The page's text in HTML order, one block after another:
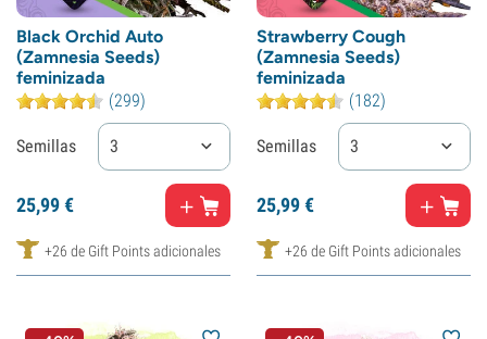
Black Orchid Auto
(Zamnesia Seeds)
feminizada
(299)
Semillas 3
25,99€
+26 de Gift Points adicionales
Strawberry Cough
(Zamnesia Seeds)
feminizada
(182)
Semillas 3
25,99€
+26 de Gift Points adicionales